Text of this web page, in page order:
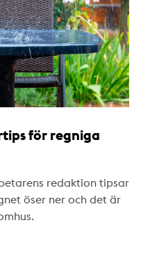
för regniga
redaktion tipsar
öser ner och det är